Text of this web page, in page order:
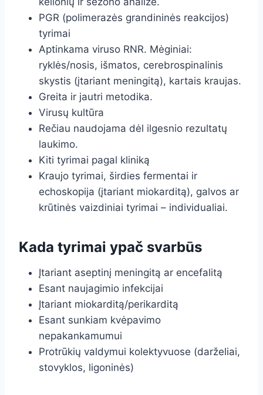
PGR (polimerazės grandininės reakcijos)
tyrimai
Aptinkama viruso RNR. Mėginiai:
ryklės/nosis, išmatos, cerebrospinalinis
skystis (įtariant meningitą), kartais kraujas.
Greita ir jautri metodika.
Virusų kultūra
Rečiau naudojama dėl ilgesnio rezultatų
laukimo.
Kiti tyrimai pagal kliniką
Kraujo tyrimai, širdies fermentai ir
echoskopija (įtariant miokarditą), galvos ar
krūtinės vaizdiniai tyrimai – individualiai.
Kada tyrimai ypač svarbūs
Įtariant aseptinį meningitą ar encefalitą
Esant naujagimio infekcijai
Įtariant miokarditą/perikarditą
Esant sunkiam kvėpavimo
nepakankamumui
Protrūkių valdymui kolektyvuose (darželiai,
stovyklos, ligoninės)